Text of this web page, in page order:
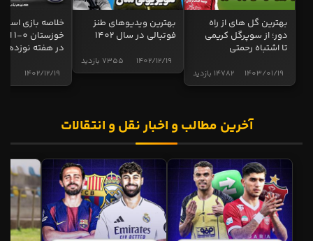
بهترین گل های از راه
دور؛ از سوپرگل کریمی
تا اشتباه رحمتی
14782 بازدید 1403/01/19
بهترین ویدیوهای طنز
فوتبالی در سال 1402
7355 بازدید 1402/12/19
خلاصه بازی
در هفته نوزدهم
1402/12/19
آخرین مطالب و اخبار نقل و انتقالات